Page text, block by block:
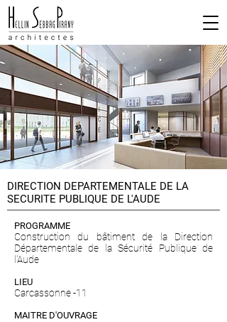
DIRECTION DEPARTEMENTALE DE LA
SECURITE PUBLIQUE DE L'AUDE
PROGRAMME
Construction du bâtiment de la Direction
Départementale de la Sécurité Publique de
l'Aude
LIEU
Carcassonne -11
MAITRE D'OUVRAGE